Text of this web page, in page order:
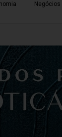
Negócios